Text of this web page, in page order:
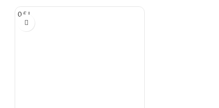
0.5 L